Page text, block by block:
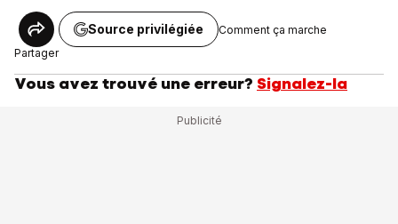
Partager
Source privilégiée Comment ça marche
Vous avez trouvé une erreur? Signalez-la